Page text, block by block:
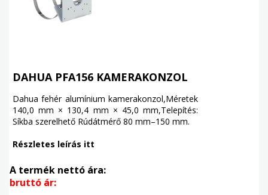
DAHUA PFA156 KAMERAKONZOL
Dahua fehér alumínium kamerakonzol,Méretek
140,0 mm × 130,4 mm × 45,0 mm,Telepítés:
Síkba szerelhető Rúdátmérő 80 mm–150 mm.
Részletes leírás itt
A termék nettó ára:
bruttó ár: